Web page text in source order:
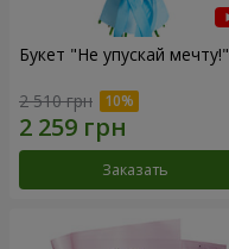
Букет "Не упускай мечту!"
2 510 грн
Заказать